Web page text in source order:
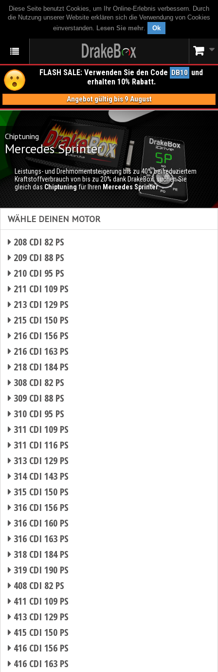
Diese Seite benutzt Cookies, um Ihr Online-Erlebnis verbessern. Durch
die Nutzung unserer Website erklären sich die Verwendung von Cookies
einverstanden. Lesen Sie mehr. Ok
FLASH SALE: Verwenden Sie den Code DB10 und
erhalten 10% Rabatt.
Angebot gültig bis 9 August
Chiptuning
Mercedes Sprinter
Leistungs- und Drehmomentsteigerung bis zu 40% bei reduziertem
Kraftstoffverbrauch von bis zu 20% dank DrakeBox; suchen Sie
gleich das Chiptuning für Ihren Mercedes Sprinter.
WÄHLE DEINEN MOTOR
208 CDI 82 PS
209 CDI 88 PS
210 CDI 95 PS
211 CDI 109 PS
213 CDI 129 PS
215 CDI 150 PS
216 CDI 156 PS
216 CDI 163 PS
218 CDI 184 PS
308 CDI 82 PS
309 CDI 88 PS
310 CDI 95 PS
311 CDI 109 PS
311 CDI 116 PS
313 CDI 129 PS
314 CDI 143 PS
315 CDI 150 PS
316 CDI 156 PS
316 CDI 160 PS
316 CDI 163 PS
318 CDI 184 PS
319 CDI 190 PS
408 CDI 82 PS
411 CDI 109 PS
413 CDI 129 PS
415 CDI 150 PS
416 CDI 156 PS
416 CDI 163 PS